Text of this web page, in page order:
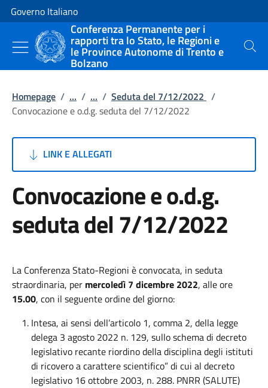
Vai al contenuto
Vai alla navigazione del sito
Governo Italiano
Conferenza Permanente per i
rapporti tra lo Stato, le Regioni e
le Province Autonome di Trento e
Bolzano
Cerca
Homepage / ... / ... / Seduta del 7/12/2022 /
Convocazione e o.d.g. seduta del 7/12/2022
LINK E ALLEGATI
Convocazione e o.d.g.
seduta del 7/12/2022
La Conferenza Stato-Regioni è convocata, in seduta
straordinaria, per mercoledì 7 dicembre 2022, alle ore
15.00, con il seguente ordine del giorno:
Intesa, ai sensi dell’articolo 1, comma 2, della legge
delega 3 agosto 2022 n. 129, sullo schema di decreto
legislativo recante riordino della disciplina degli istituti
di ricovero a carattere scientifico” di cui al decreto
legislativo 16 ottobre 2003, n. 288. PNRR (SALUTE)